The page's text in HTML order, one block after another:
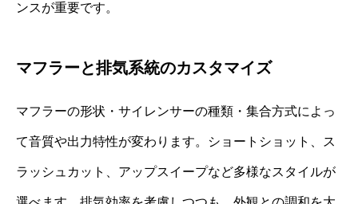
ンスが重要です。
マフラーと排気系統のカスタマイズ
マフラーの形状・サイレンサーの種類・集合方式によっ
て音質や出力特性が変わります。ショートショット、ス
ラッシュカット、アップスイープなど多様なスタイルが